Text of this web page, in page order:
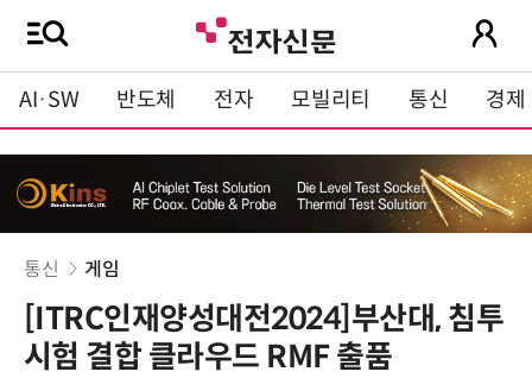
AI·SW 반도체 전자 모빌리티 통신 경제
통신 게임
[ITRC인재양성대전2024]부산대, 침투
시험 결합 클라우드 RMF 출품